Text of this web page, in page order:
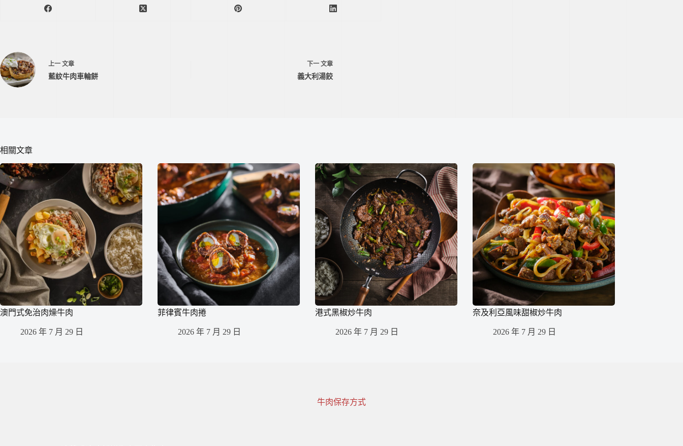
上一 文章
藍紋牛肉車輪餅
下一 文章
義大利湯餃
相關文章
澳門式免治肉燥牛肉
2026 年 7 月 29 日
菲律賓牛肉捲
2026 年 7 月 29 日
港式黑椒炒牛肉
2026 年 7 月 29 日
奈及利亞風味甜椒炒牛肉
2026 年 7 月 29 日
牛肉保存方式